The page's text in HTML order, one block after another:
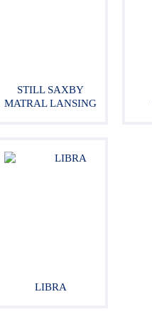
STILL SAXBY
MATRAL LANSING
LIBRA